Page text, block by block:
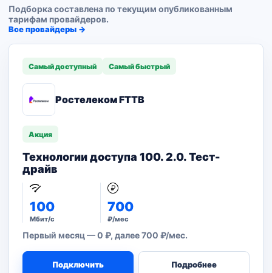
Подборка составлена по текущим опубликованным
тарифам провайдеров.
Все провайдеры →
Самый доступный Самый быстрый
Ростелеком FTTB
Акция
Технологии доступа 100. 2.0. Тест-
драйв
100
Мбит/с
700
₽/мес
Первый месяц — 0 ₽, далее 700 ₽/мес.
Подключить Подробнее